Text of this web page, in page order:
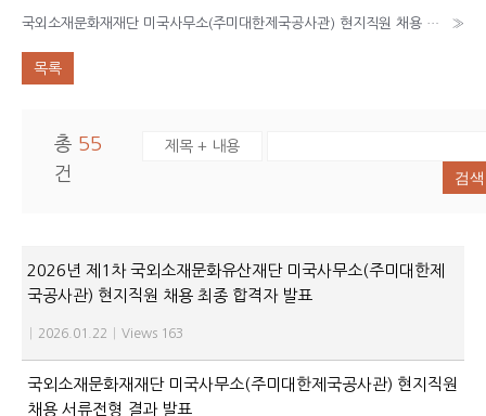
국외소재문화재재단 미국사무소(주미대한제국공사관) 현지직원 채용 공고 »
목록
총 55
건
검색
2026년 제1차 국외소재문화유산재단 미국사무소(주미대한제
국공사관) 현지직원 채용 최종 합격자 발표
2026.01.22 Views 163
국외소재문화재재단 미국사무소(주미대한제국공사관) 현지직원
채용 서류전형 결과 발표